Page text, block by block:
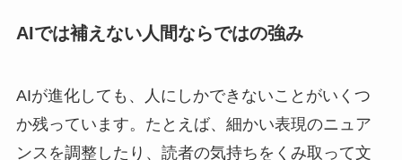
AIでは補えない人間ならではの強み
AIが進化しても、人にしかできないことがいくつ
か残っています。たとえば、細かい表現のニュア
ンスを調整したり、読者の気持ちをくみ取って文